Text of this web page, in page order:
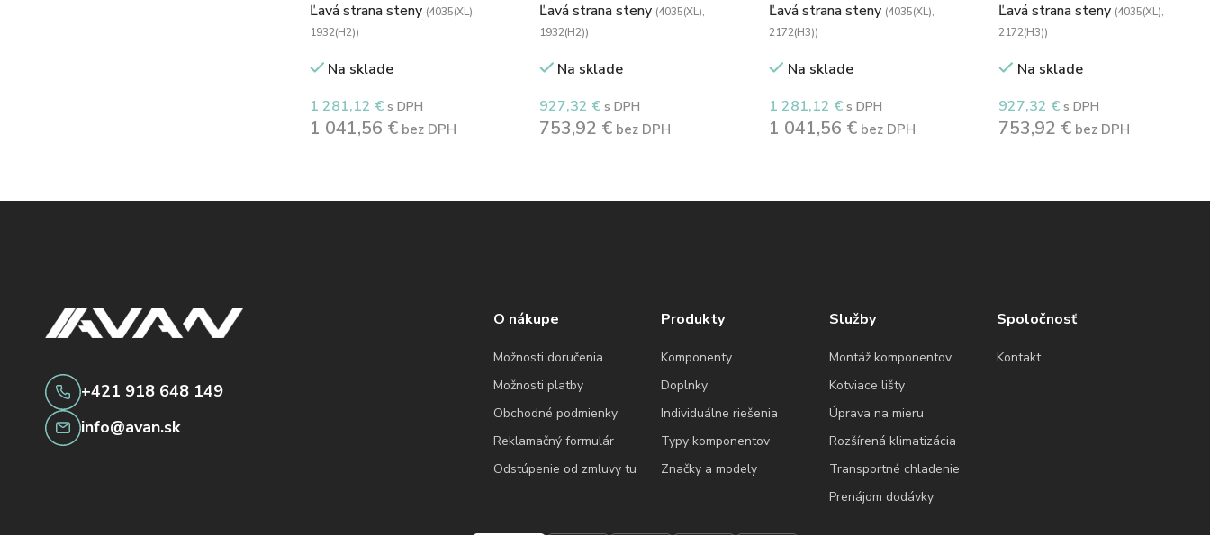
Ľavá strana steny (4035(XL),
1932(H2))
Na sklade
1 281,12 € s DPH
1 041,56 €bez DPH
Ľavá strana steny (4035(XL),
1932(H2))
Na sklade
927,32 € s DPH
753,92 €bez DPH
Ľavá strana steny (4035(XL),
2172(H3))
Na sklade
1 281,12 € s DPH
1 041,56 €bez DPH
Ľavá strana steny (4035(XL),
2172(H3))
Na sklade
927,32 € s DPH
753,92 €bez DPH
+421 918 648 149
info@avan.sk
O nákupe
Možnosti doručenia
Možnosti platby
Obchodné podmienky
Reklamačný formulár
Odstúpenie od zmluvy tu
Produkty
Komponenty
Doplnky
Individuálne riešenia
Typy komponentov
Značky a modely
Služby
Montáž komponentov
Kotviace lišty
Úprava na mieru
Rozšírená klimatizácia
Transportné chladenie
Prenájom dodávky
Spoločnosť
Kontakt